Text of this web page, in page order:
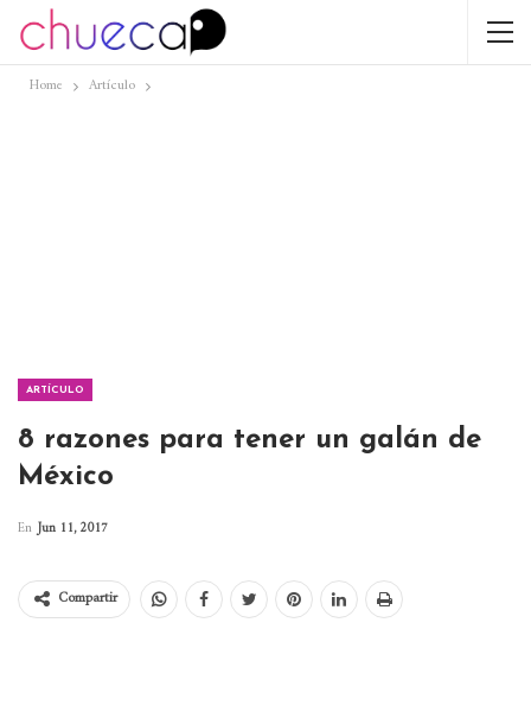
Home Artículo
ARTÍCULO
8 razones para tener un galán de
México
En Jun 11, 2017
Compartir